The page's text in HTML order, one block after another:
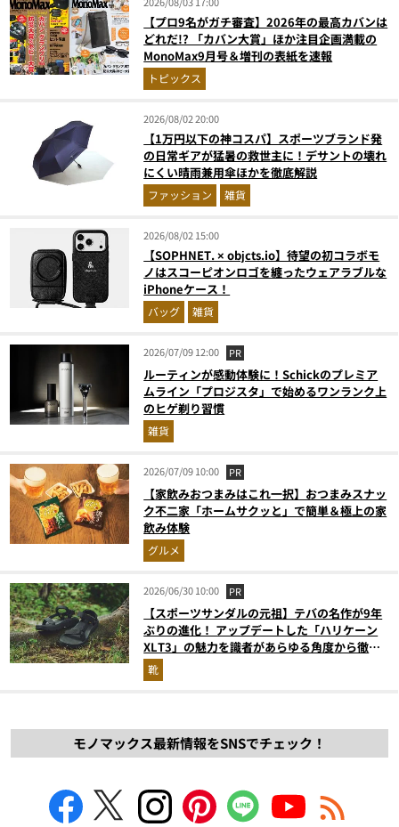
【プロ9名がガチ審査】2026年の最高カバンは
どれだ!? 「カバン大賞」ほか注目企画満載の
MonoMax9月号＆増刊の表紙を速報
トピックス
2026/08/02 20:00
【1万円以下の神コスパ】スポーツブランド発
の日常ギアが猛暑の救世主に！デサントの壊れ
にくい晴雨兼用傘ほかを徹底解説
ファッション 雑貨
2026/08/02 15:00
【SOPHNET. × objcts.io】待望の初コラボモ
ノはスコーピオンロゴを纏ったウェアラブルな
iPhoneケース！
バッグ 雑貨
2026/07/09 12:00 PR
ルーティンが感動体験に！Schickのプレミア
ムライン「プロジスタ」で始めるワンランク上
のヒゲ剃り習慣
雑貨
2026/07/09 10:00 PR
【家飲みおつまみはこれ一択】おつまみスナッ
ク不二家「ホームサクッと」で簡単＆極上の家
飲み体験
グルメ
2026/06/30 10:00 PR
【スポーツサンダルの元祖】テバの名作が9年
ぶりの進化！ アップデートした「ハリケーン
XLT3」の魅力を識者があらゆる角度から徹底
解説！
靴
モノマックス最新情報をSNSでチェック！